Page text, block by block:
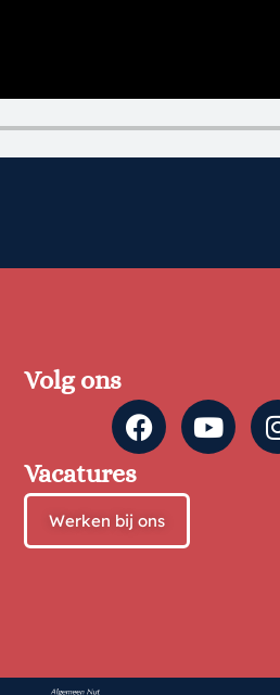
Volg ons
Vacatures
Werken bij ons